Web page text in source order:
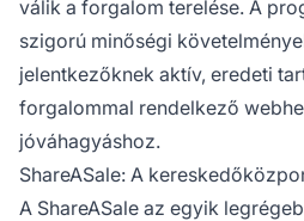
válik a forgalom terelése. A
szigorú minőségi
jelentkezőknek aktív, eredeti
forgalommal rendelkező
jóváhagyáshoz.
ShareASale: A
A ShareASale az egyik